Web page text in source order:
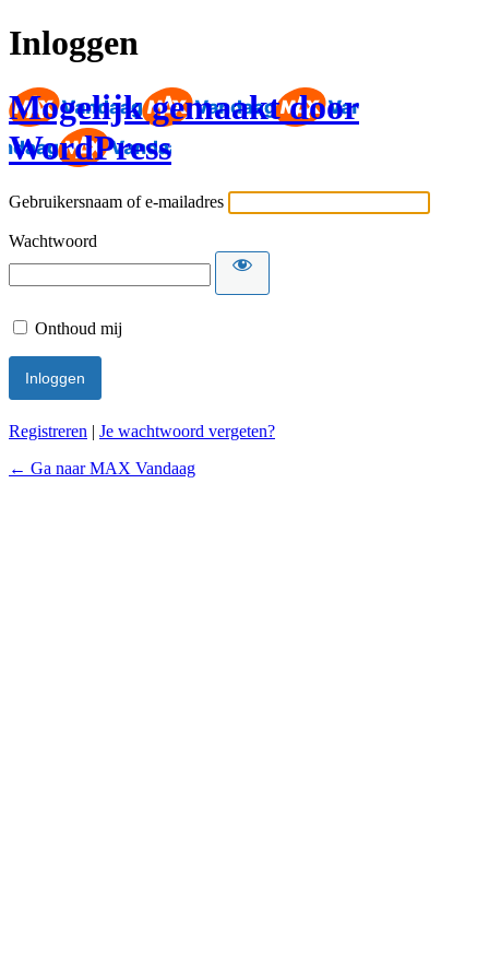
Inloggen
Mogelijk gemaakt door
WordPress
Gebruikersnaam of e-mailadres
Wachtwoord
Onthoud mij
Registreren | Je wachtwoord vergeten?
← Ga naar MAX Vandaag